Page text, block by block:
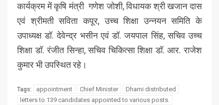
कार्यक्रम में कृषि मंत्री गणेश जोशी, विधायक श्री खजान दास
एवं श्रीमती सविता कपूर, उच्च शिक्षा उन्नयन समिति के
उपाध्यक्ष डॉ. देवेन्द्र भसीन एवं डॉ. जयपाल सिंह, सचिव उच्च
शिक्षा डॉ. रंजीत सिन्हा, सचिव चिकित्सा शिक्षा डॉ. आर. राजेश
कुमार भी उपस्थित रहे।
Tags: appointment Chief Minister
Dhami distributed
letters to 139 candidates appointed to various posts.